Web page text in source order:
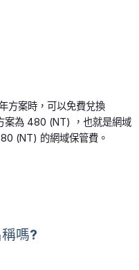
方案時，可以免費兌換
案為 480 (NT) ，也就是網域
(NT) 的網域保管費。
嗎?